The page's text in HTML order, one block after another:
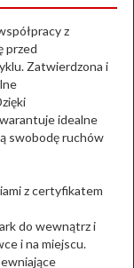
z
przed
Zatwierdzona i
idealne
swobodę ruchów
z certyfikatem
do wewnątrz i
i na miejscu.